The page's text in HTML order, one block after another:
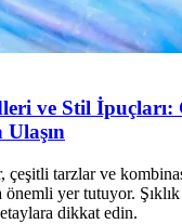
ve Stil İpuçları:
Ulaşın
çeşitli tarzlar ve
önemli yer tutuyor.
dikkat edin.